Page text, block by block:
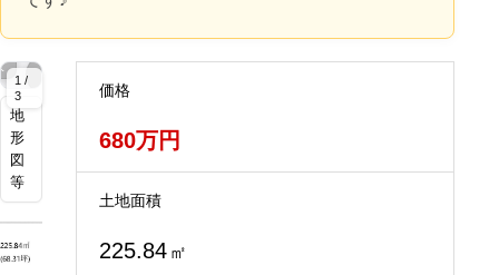
1 /
3
大
大
大
大
地
形
図
等
価格
680万円
土地面積
225.84 ㎡